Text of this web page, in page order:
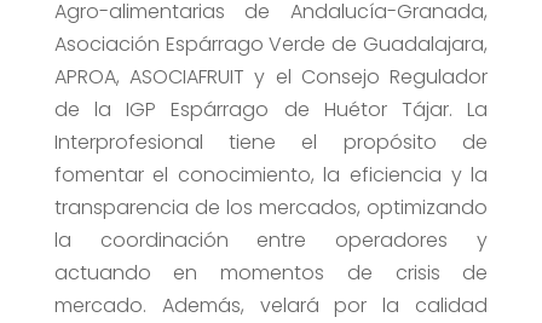
Agro-alimentarias de Andalucía-Granada,
Asociación Espárrago Verde de Guadalajara,
APROA, ASOCIAFRUIT y el Consejo Regulador
de la IGP Espárrago de Huétor Tájar. La
Interprofesional tiene el propósito de
fomentar el conocimiento, la eficiencia y la
transparencia de los mercados, optimizando
la coordinación entre operadores y
actuando en momentos de crisis de
mercado. Además, velará por la calidad